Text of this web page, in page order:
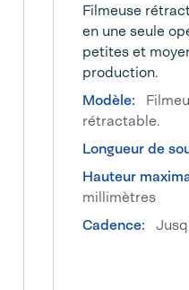
Filmeuse
en une seule
petites et
production.
Modèle:
rétractable.
Longueur de
Hauteur
millimètres
Cadence: